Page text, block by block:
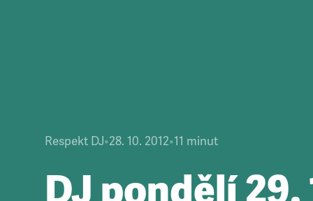
Respekt DJ•28. 10. 2012•11 minut
DJ pondělí 29.